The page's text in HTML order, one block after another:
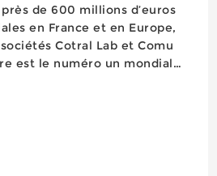
de 600 millions d’euros
en France et en Europe,
Cotral Lab et Comu
est le numéro un mondial